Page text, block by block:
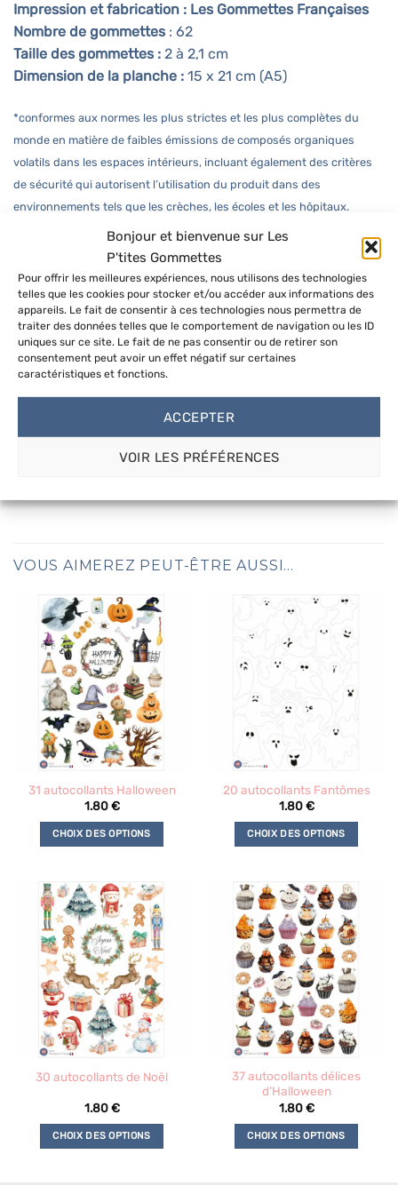
Bonjour et bienvenue sur Les
P'tites Gommettes
Pour offrir les meilleures expériences, nous utilisons des technologies
telles que les cookies pour stocker et/ou accéder aux informations des
appareils. Le fait de consentir à ces technologies nous permettra de
traiter des données telles que le comportement de navigation ou les ID
uniques sur ce site. Le fait de ne pas consentir ou de retirer son
consentement peut avoir un effet négatif sur certaines
caractéristiques et fonctions.
ACCEPTER
VOIR LES PRÉFÉRENCES
Impression et fabrication : Les Gommettes Françaises
Nombre de gommettes : 62
Taille des gommettes : 2 à 2,1 cm
Dimension de la planche : 15 x 21 cm (A5)
*conformes aux normes les plus strictes et les plus complètes du
monde en matière de faibles émissions de composés organiques
volatils dans les espaces intérieurs, incluant également des critères
de sécurité qui autorisent l’utilisation du produit dans des
environnements tels que les crèches, les écoles et les hôpitaux.
Retrouvez toutes lesgommettes autocollantes de
saisons, lesgommettes géométriquesou encore les
gommettes d’organisation et de plannersur la boutique
Les P’tites Gommettes.
Partagez vos créations
Partagez vos jolies pages agrémenter de P’tites
Gommettes en nous taguant surInstagram
toujours agréable de voir vos belles réalisations
illustrées de nos petits autocollants. Vous pouvez
VOUS AIMEREZ PEUT-ÊTRE AUSSI…
31 autocollants Halloween
1.80€
CHOIX DES OPTIONS
a
plusieurs
variations.
Les
options
peuvent
être
choisies
sur
page
produit
20 autocollants Fantômes
1.80€
CHOIX DES OPTIONS
a
plusieurs
variations.
Les
options
peuvent
être
choisies
sur
page
du
produit
30 autocollants de Noël
1.80€
CHOIX DES OPTIONS
37 autocollants délices
d’Halloween
1.80€
CHOIX DES OPTIONS